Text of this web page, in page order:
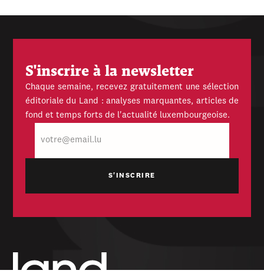
S'inscrire à la newsletter
Chaque semaine, recevez gratuitement une sélection
éditoriale du Land : analyses marquantes, articles de
fond et temps forts de l'actualité luxembourgeoise.
mail